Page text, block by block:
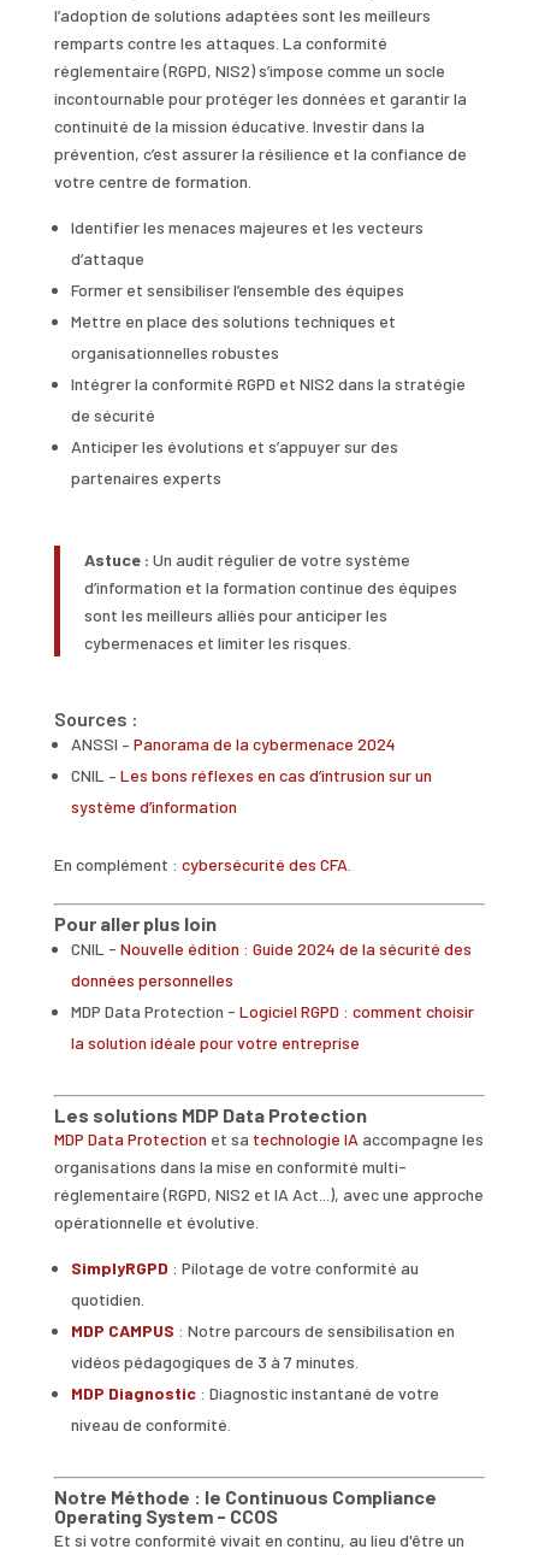
l’adoption de solutions adaptées sont les meilleurs
remparts contre les attaques. La conformité
réglementaire (RGPD, NIS2) s’impose comme un socle
incontournable pour protéger les données et garantir la
continuité de la mission éducative. Investir dans la
prévention, c’est assurer la résilience et la confiance de
votre centre de formation.
Identifier les menaces majeures et les vecteurs
d’attaque
Former et sensibiliser l’ensemble des équipes
Mettre en place des solutions techniques et
organisationnelles robustes
Intégrer la conformité RGPD et NIS2 dans la stratégie
de sécurité
Anticiper les évolutions et s’appuyer sur des
partenaires experts
Astuce : Un audit régulier de votre système
d’information et la formation continue des équipes
sont les meilleurs alliés pour anticiper les
cybermenaces et limiter les risques.
Sources :
ANSSI – Panorama de la cybermenace 2024
CNIL – Les bons réflexes en cas d’intrusion sur un
système d’information
En complément : cybersécurité des CFA
Pour aller plus loin
CNIL - Nouvelle édition : Guide 2024 de la sécurité des
données personnelles
MDP Data Protection - Logiciel RGPD : comment choisir
la solution idéale pour votre entreprise
Les solutions MDP Data Protection
MDP Data Protection et sa technologie IA accompagne les
organisations dans la mise en conformité multi-
réglementaire (RGPD, NIS2 et IA Act...), avec une approche
opérationnelle et évolutive.
SimplyRGPD : Pilotage de votre conformité au
quotidien.
MDP CAMPUS : Notre parcours de sensibilisation en
vidéos pédagogiques de 3 à 7 minutes.
MDP Diagnostic : Diagnostic instantané de votre
niveau de conformité.
Notre Méthode : le Continuous Compliance
Operating System - CCOS
Et si votre conformité vivait en continu, au lieu d'être un